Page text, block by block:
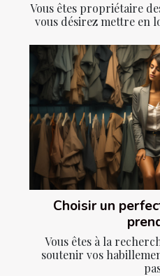
Vous êtes propriétaire
vous désirez mettre en
Choisir un
Vous êtes à la
soutenir vos